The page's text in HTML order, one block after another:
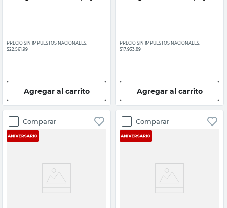
PRECIO SIN IMPUESTOS NACIONALES:
$22.561,99
Agregar al carrito
PRECIO SIN IMPUESTOS NACIONALES:
$17.933,89
Agregar al carrito
Comparar Comparar